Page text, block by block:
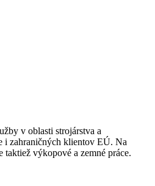
v oblasti strojárstva a
i zahraničných klientov EÚ. Na
taktiež výkopové a zemné práce.